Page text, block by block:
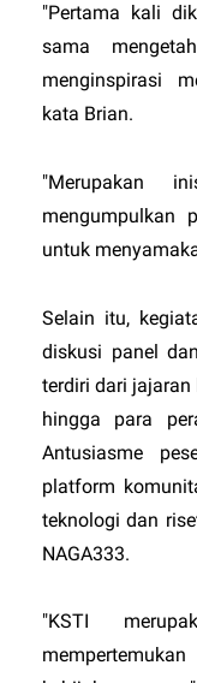
"Pertama kali
sama
menginspirasi
kata Brian.
"Merupakan
mengumpulkan
untuk
Selain itu,
diskusi panel
terdiri dari
hingga para
Antusiasme
platform
teknologi dan
NAGA333.
"KSTI